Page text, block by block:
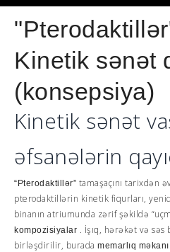
Kinetik sənət
(konsepsiya)
Kinetik sənət
əfsanələrin
“Pterodaktillər” tamaşaçını tarixdən
pterodaktillərin kinetik fiqurları,
binanın atriumunda zərif şəkildə
kompozisiyalar . İşıq, hərəkət və səs
birləşdirilir, burada memarlıq məkanı